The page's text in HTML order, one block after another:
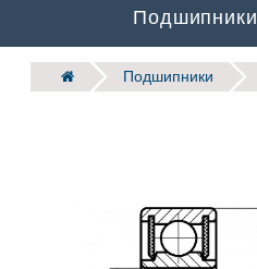
Подшипники
Подшипники